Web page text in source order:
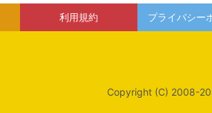
利用規約 プライバシー
Copyright (C) 2008-